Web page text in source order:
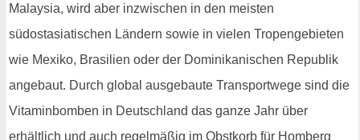
Malaysia, wird aber inzwischen in den meisten
südostasiatischen Ländern sowie in vielen Tropengebieten
wie Mexiko, Brasilien oder der Dominikanischen Republik
angebaut. Durch global ausgebaute Transportwege sind die
Vitaminbomben in Deutschland das ganze Jahr über
erhältlich und auch regelmäßig im Obstkorb für Homberg